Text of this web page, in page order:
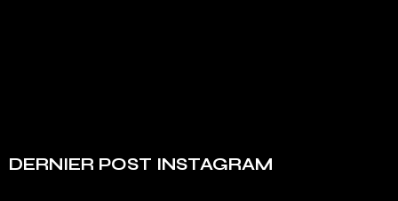
DERNIER POST INSTAGRAM